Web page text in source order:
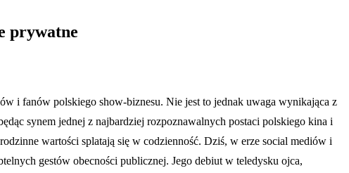
prywatne
i fanów polskiego show-biznesu. Nie jest to jednak uwaga wynikająca z
synem jednej z najbardziej rozpoznawalnych postaci polskiego kina i
wartości splatają się w codzienność. Dziś, w erze social mediów i
gestów obecności publicznej. Jego debiut w teledysku ojca,